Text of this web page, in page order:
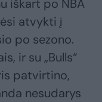
iškart po NBA
atvykti į
po sezono.
ir su „Bulls“
patvirtino,
nesudarys